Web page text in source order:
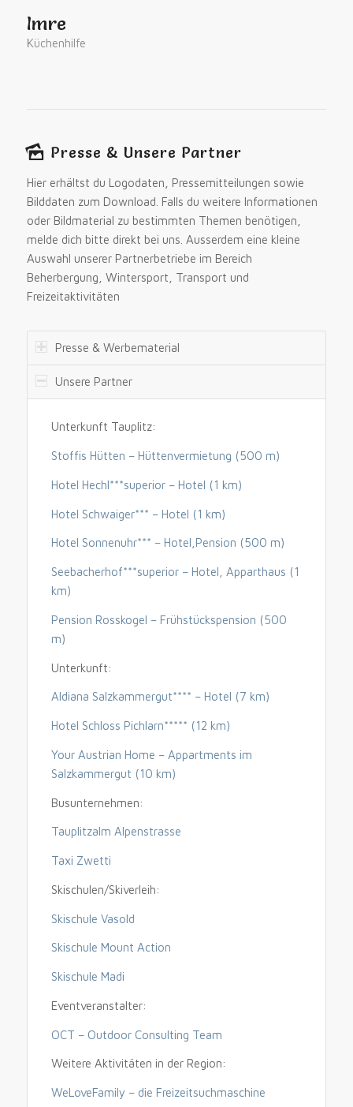
Imre
Küchenhilfe
Presse & Unsere Partner
Hier erhältst du Logodaten, Pressemitteilungen sowie
Bilddaten zum Download. Falls du weitere Informationen
oder Bildmaterial zu bestimmten Themen benötigen,
melde dich bitte direkt bei uns. Ausserdem eine kleine
Auswahl unserer Partnerbetriebe im Bereich
Beherbergung, Wintersport, Transport und
Freizeitaktivitäten
Presse & Werbematerial
Unsere Partner
Unterkunft Tauplitz:
Stoffis Hütten – Hüttenvermietung (500 m)
Hotel Hechl***superior – Hotel (1 km)
Hotel Schwaiger*** – Hotel (1 km)
Hotel Sonnenuhr*** – Hotel,Pension (500 m)
Seebacherhof***superior – Hotel, Apparthaus (1
km)
Pension Rosskogel – Frühstückspension (500
m)
Unterkunft:
Aldiana Salzkammergut**** – Hotel (7 km)
Hotel Schloss Pichlarn***** (12 km)
Your Austrian Home – Appartments im
Salzkammergut (10 km)
Busunternehmen:
Tauplitzalm Alpenstrasse
Taxi Zwetti
Skischulen/Skiverleih:
Skischule Vasold
Skischule Mount Action
Skischule Madi
Eventveranstalter:
OCT – Outdoor Consulting Team
Weitere Aktivitäten in der Region:
WeLoveFamily – die Freizeitsuchmaschine